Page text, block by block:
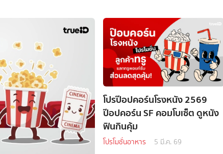
โปรป๊อปคอร์นโรงหนัง 2569
ป๊อปคอร์น SF คอมโบเซ็ต ดูหนัง
ฟินกินคุ้ม
โปรโมชั่นอาหาร 5 มี.ค. 69